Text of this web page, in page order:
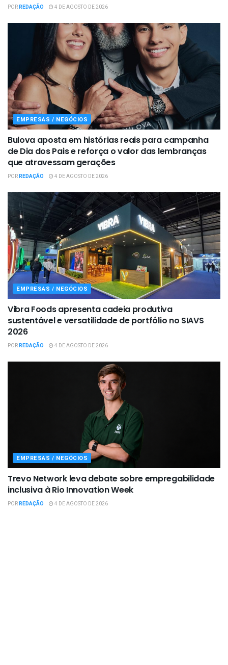
PORREDAÇÃO 4 DE AGOSTO DE 2026
EMPRESAS / NEGÓCIOS
Bulova aposta em histórias reais para campanha
de Dia dos Pais e reforça o valor das lembranças
que atravessam gerações
PORREDAÇÃO 4 DE AGOSTO DE 2026
EMPRESAS / NEGÓCIOS
Vibra Foods apresenta cadeia produtiva
sustentável e versatilidade de portfólio no SIAVS
2026
PORREDAÇÃO 4 DE AGOSTO DE 2026
EMPRESAS / NEGÓCIOS
Trevo Network leva debate sobre empregabilidade
inclusiva à Rio Innovation Week
PORREDAÇÃO 4 DE AGOSTO DE 2026